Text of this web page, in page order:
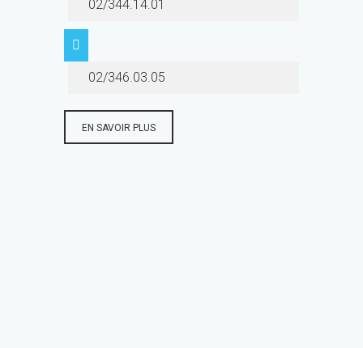
02/344.14.01
02/346.03.05
EN SAVOIR PLUS